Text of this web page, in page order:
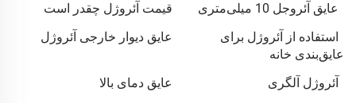
عایق آئروجل 10 میلی‌متری
قیمت آئروژل چقدر است
استفاده از آئروژل برای
عایق‌بندی خانه
عایق دیوار خارجی آئروژل
آئروژل آلگری عایق دمای بالا